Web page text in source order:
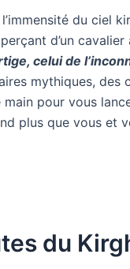
du ciel
d’un
celui de
mythiques, des
pour vous
plus que vous et
du